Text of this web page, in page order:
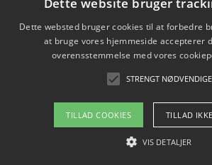
Hvordan affaldssortering kan
Om / kontakt
Blog
Dette websted bruger cookies til at forbedre
at bruge vores hjemmeside accepterer
overensstemmelse med vores
STRENGT NØDVENDIGE
TILLAD COOKIES TILLAD
VIS DETALJER